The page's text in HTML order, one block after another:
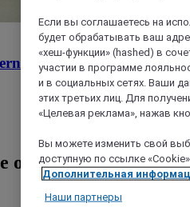
Exhibition
отелей
Если вы соглашаетесь на
будет обрабатывать ваш
«хеш-функции» (hashed) в
участии в программе
и в социальных сетях. Ваши
этих третьих лиц. Для
«Целевая реклама», нажав
Вы можете изменить свой
доступную по ссылке
Дополнительная
Наши партнеры